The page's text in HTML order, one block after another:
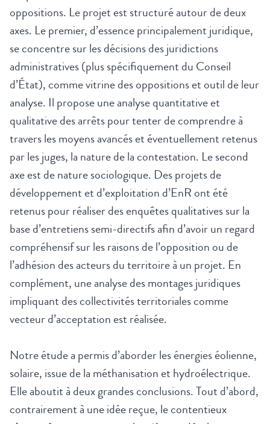
oppositions. Le projet est structuré autour de deux
axes. Le premier, d’essence principalement juridique,
se concentre sur les décisions des juridictions
administratives (plus spécifiquement du Conseil
d’État), comme vitrine des oppositions et outil de leur
analyse. Il propose une analyse quantitative et
qualitative des arrêts pour tenter de comprendre à
travers les moyens avancés et éventuellement retenus
par les juges, la nature de la contestation. Le second
axe est de nature sociologique. Des projets de
développement et d’exploitation d’EnR ont été
retenus pour réaliser des enquêtes qualitatives sur la
base d’entretiens semi-directifs afin d’avoir un regard
compréhensif sur les raisons de l’opposition ou de
l’adhésion des acteurs du territoire à un projet. En
complément, une analyse des montages juridiques
impliquant des collectivités territoriales comme
vecteur d’acceptation est réalisée.
Notre étude a permis d’aborder les énergies éolienne,
solaire, issue de la méthanisation et hydroélectrique.
Elle aboutit à deux grandes conclusions. Tout d’abord,
contrairement à une idée reçue, le contentieux